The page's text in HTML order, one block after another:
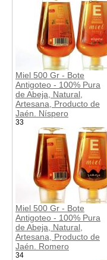
Miel 500 Gr - Bote
Antigoteo - 100% Pura
de Abeja, Natural,
Artesana, Producto de
Jaén. Níspero
33
Miel 500 Gr - Bote
Antigoteo - 100% Pura
de Abeja, Natural,
Artesana, Producto de
Jaén. Romero
34